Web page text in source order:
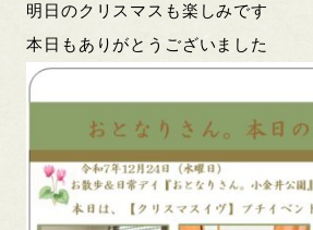
明日のクリスマスも楽しみです
本日もありがとうございました